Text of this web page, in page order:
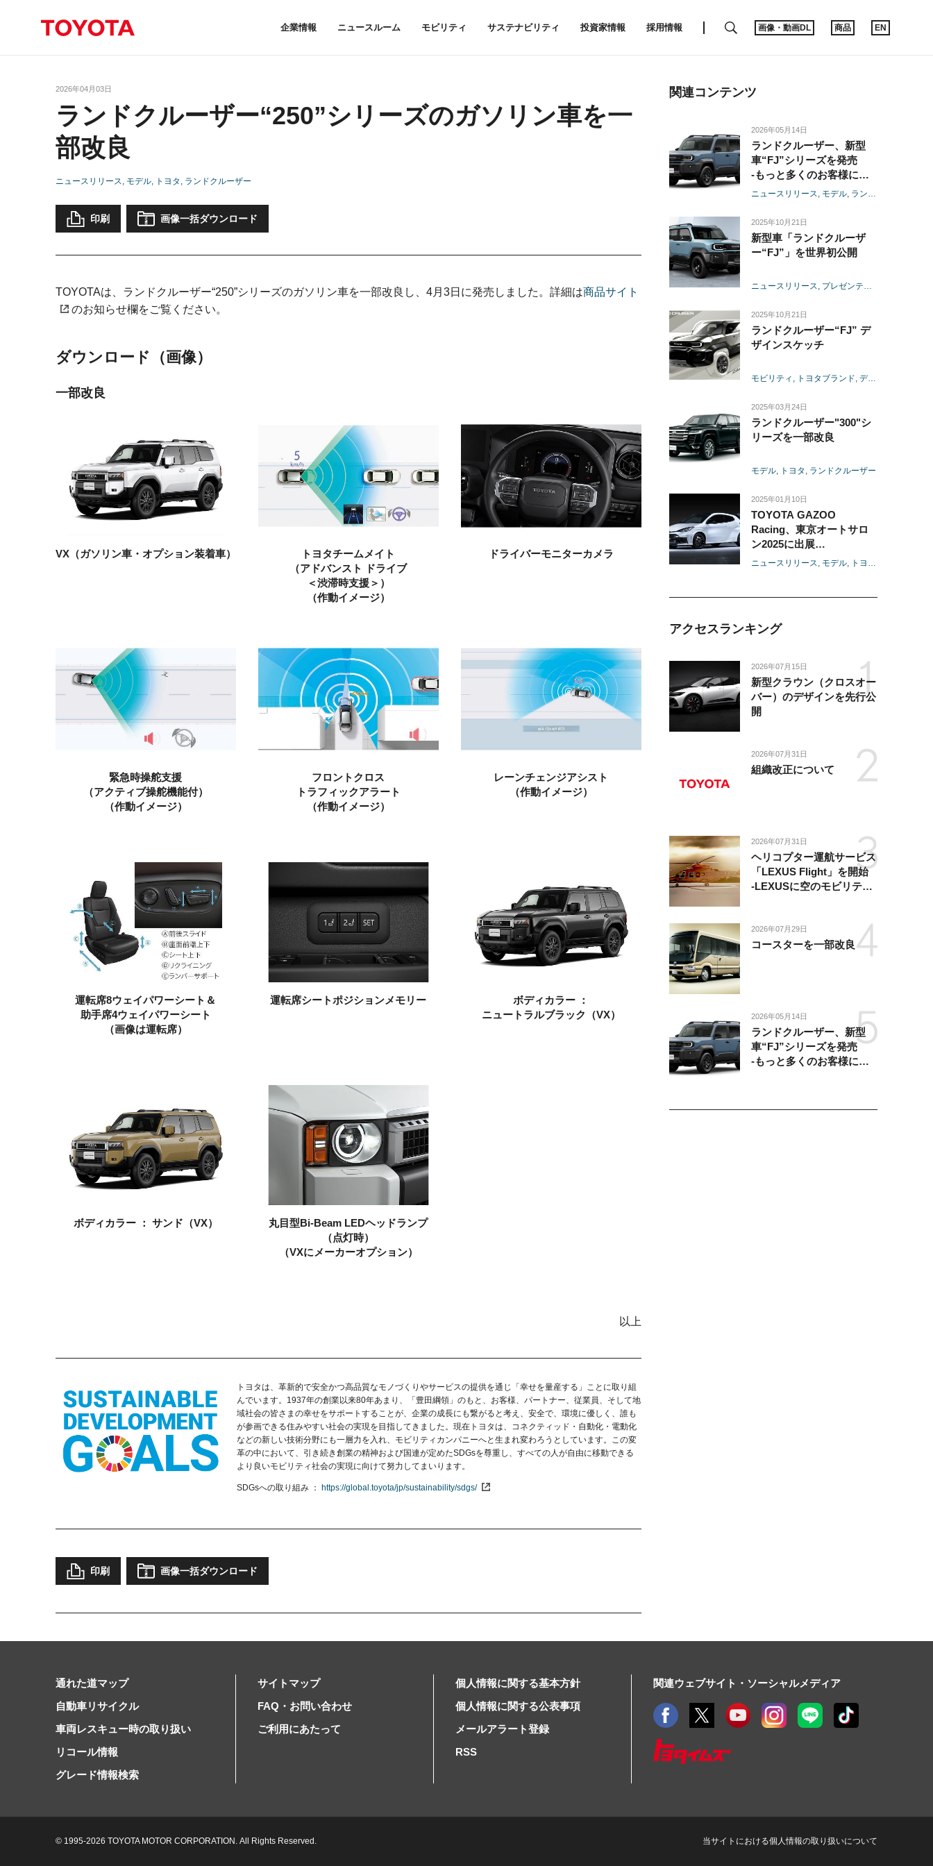
企業情報 ニュースルーム モビリティ サステナビリティ 投資家情報 採用情報 SEARCH画像・動画DL 商品 EN
2026年04月03日
ランドクルーザー“250”シリーズのガソリン車を一
部改良
ニュースリリース モデル トヨタ ランドクルーザー
印刷 画像一括ダウンロード
TOYOTAは、ランドクルーザー“250”シリーズのガソリン車を一部改良し、4月3日に発売しました。詳細は商品サイト
のお知らせ欄をご覧ください。
ダウンロード（画像）
一部改良
VX （ガソリン車・ オプション装着車）
トヨタチームメイト
（アドバンスト ドライブ
＜渋滞時支援＞）
（作動イメージ）
ドライバーモニターカメラ
緊急時操舵支援
（アクティブ操舵機能付）
（作動イメージ）
フロントクロス
トラフィックアラート
（作動イメージ）
レーンチェンジアシスト
（作動イメージ）
運転席8ウェイパワーシート＆
助手席4ウェイパワーシート
（画像は運転席）
運転席シートポジションメモリー
ボディカラー ：
ニュートラルブラック
（VX）
ボディカラー ： サンド （VX）
丸目型Bi-Beam LEDヘッドランプ
（点灯時）
（VXにメーカーオプション）
以上
トヨタは、革新的で安全かつ高品質なモノづくりやサービスの提供を通じ「幸せを量産する」ことに取り組
んでいます。1937年の創業以来80年あまり、「豊田綱領」のもと、お客様、パートナー、従業員、そして地
域社会の皆さまの幸せをサポートすることが、企業の成長にも繋がると考え、安全で、環境に優しく、誰も
が参画できる住みやすい社会の実現を目指してきました。現在トヨタは、コネクティッド・自動化・電動化
などの新しい技術分野にも一層力を入れ、モビリティカンパニーへと生まれ変わろうとしています。この変
革の中において、引き続き創業の精神および国連が定めたSDGsを尊重し、すべての人が自由に移動できる
より良いモビリティ社会の実現に向けて努力してまいります。
SDGsへの取り組み https://global.toyota/jp/sustainability/sdgs/
印刷 画像一括ダウンロード
関連コンテンツ
2026年05月14日
ランドクルーザー、新型
車“FJ”シリーズを発売
-もっと多くのお客様にラ
ンドクルーザーを楽しんで
いサイズとし、より気軽に
「移動の自由」を提供-
ニュースリリース モデル ランドクルーザー
2025年10月21日
新型車「ランドクルーザ
ー“FJ”」を世界初公開
ニュースリリース プレゼンテーション
2025年10月21日
ランドクルーザー“FJ” デ
ザインスケッチ
モビリティ トヨタブランド デザイン
2025年03月24日
ランドクルーザー"300"シ
リーズを一部改良
モデル トヨタ ランドクルーザー
2025年01月10日
TOYOTA GAZOO
Racing、東京オートサロ
ン2025に出展
-「ニュルブルクリンクで
ニュースリリース モデル トヨタ
アクセスランキング
2026年07月15日
新型クラウン（クロスオー
バー）のデザインを先行公
開
2026年07月31日
組織改正について
2026年07月31日
ヘリコプター運航サービス
「LEXUS Flight」を開始
-LEXUSに空のモビリティ
2026年07月29日
コースターを一部改良
2026年05月14日
ランドクルーザー、新型
車“FJ”シリーズを発売
-もっと多くのお客様にラ
通れた道マップ
自動車リサイクル
車両レスキュー時の取り扱い
リコール情報
グレード情報検索
サイトマップ
FAQ・お問い合わせ
ご利用にあたって
個人情報に関する基本方針
個人情報に関する公表事項
メールアラート登録
RSS
関連ウェブサイト・ソーシャルメディア
当サイトにおける個人情報の取り扱いについて
© 1995-2026 TOYOTA MOTOR CORPORATION. All Rights Reserved.